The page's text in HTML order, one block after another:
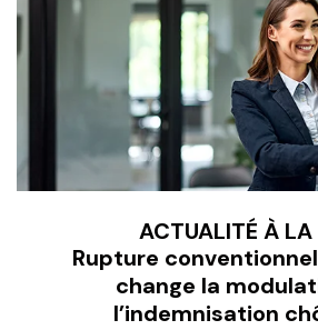
ACTUALITÉ À LA
Rupture
change la
l’indemnisation